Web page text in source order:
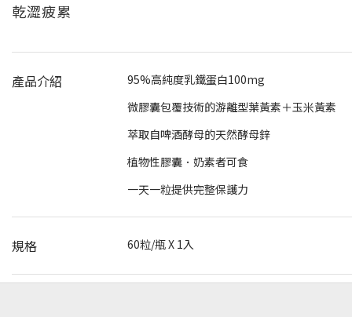
乾澀疲累
產品介紹
95%高純度乳鐵蛋白100mg
微膠囊包覆技術的游離型葉黃素＋玉米黃素
萃取自啤酒酵母的天然酵母鋅
植物性膠囊．奶素者可食
一天一粒提供完整保護力
規格 60粒/瓶 X 1入